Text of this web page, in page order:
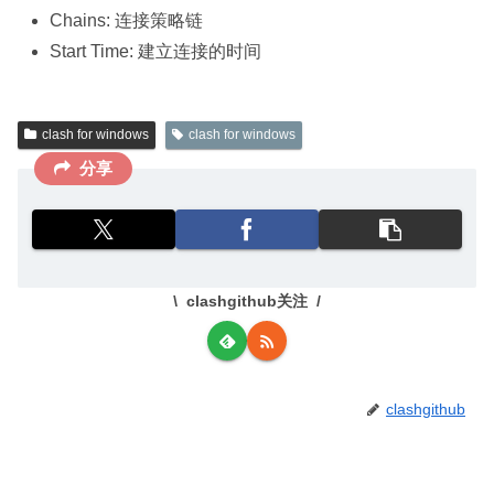
Chains: 连接策略链
Start Time: 建立连接的时间
clash for windows clash for windows
分享
clashgithub关注
clashgithub